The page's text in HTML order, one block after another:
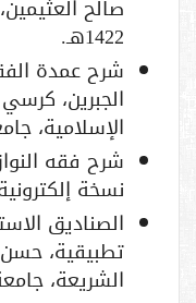
1422هـ.
شرح عمدة
الجبرين،
الإسلامية،
شرح فقه
نسخة
الصناديق
تطبيقية، حسن
الشريعة، جامعة